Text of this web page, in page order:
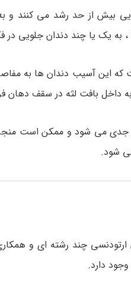
بیش از حد رشد می کنند و
، به یک یا چند دندان
این آسیب دندان ها به
داخل بافت لثه در سقف دهان
جدی می شود و ممکن است
شود.
ارتودنسی چند رشته ای و
دارد.